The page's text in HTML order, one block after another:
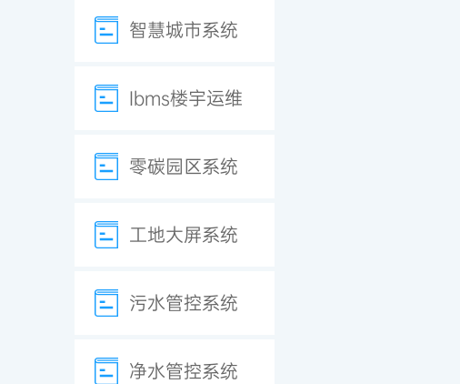
智慧城市系统
Ibms楼宇运维
零碳园区系统
工地大屏系统
污水管控系统
净水管控系统